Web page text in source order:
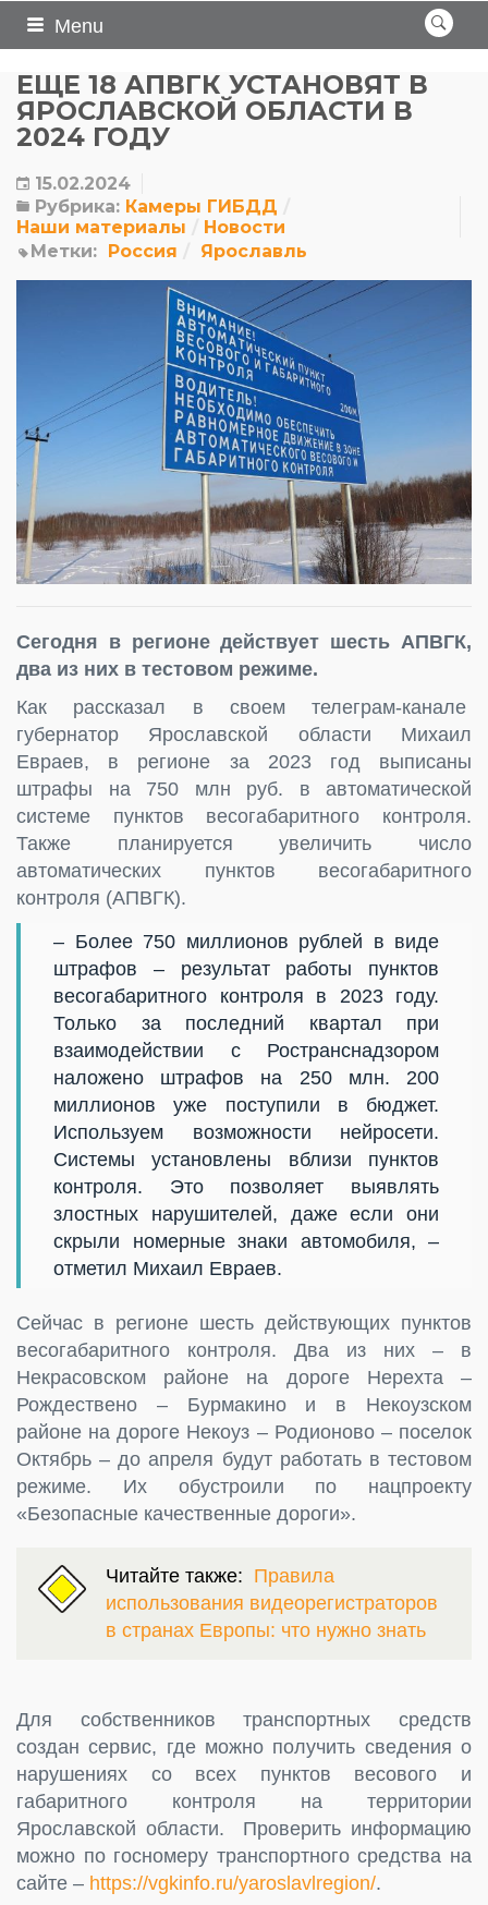
Menu
ЕЩЕ 18 АПВГК УСТАНОВЯТ В
ЯРОСЛАВСКОЙ ОБЛАСТИ В
2024 ГОДУ
15.02.2024
Рубрика: Камеры ГИБДД
Наши материалы
Новости
Метки: Россия Ярославль
Сегодня в регионе действует шесть АПВГК,
два из них в тестовом режиме.
Как рассказал в своем телеграм-канале
губернатор Ярославской области Михаил
Евраев, в регионе за 2023 год выписаны
штрафы на 750 млн руб. в автоматической
системе пунктов весогабаритного контроля.
Также планируется увеличить число
автоматических пунктов весогабаритного
контроля (АПВГК).
– Более 750 миллионов рублей в виде
штрафов – результат работы пунктов
весогабаритного контроля в 2023 году.
Только за последний квартал при
взаимодействии с Ространснадзором
наложено штрафов на 250 млн. 200
миллионов уже поступили в бюджет.
Используем возможности нейросети.
Системы установлены вблизи пунктов
контроля. Это позволяет выявлять
злостных нарушителей, даже если они
скрыли номерные знаки автомобиля, –
отметил Михаил Евраев.
Сейчас в регионе шесть действующих пунктов
весогабаритного контроля. Два из них – в
Некрасовском районе на дороге Нерехта –
Рождествено – Бурмакино и в Некоузском
районе на дороге Некоуз – Родионово – поселок
Октябрь – до апреля будут работать в тестовом
режиме. Их обустроили по нацпроекту
«Безопасные качественные дороги».
Читайте также: Правила
использования видеорегистраторов
в странах Европы: что нужно знать
Для собственников транспортных средств
создан сервис, где можно получить сведения о
нарушениях со всех пунктов весового и
габаритного контроля на территории
Ярославской области. Проверить информацию
можно по госномеру транспортного средства на
сайте – https://vgkinfo.ru/yaroslavlregion/.